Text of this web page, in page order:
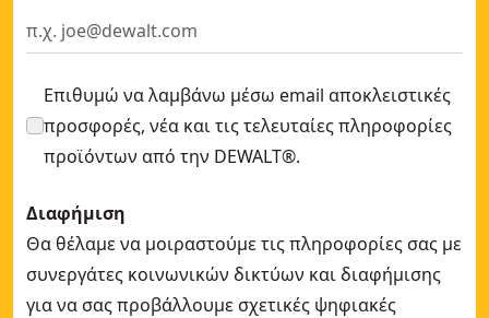
Κυκλική λεπίδα πριονιού Extreme Runtime 210mm X
Επιθυμώ να λαμβάνω μέσω email αποκλειστικές
προσφορές, νέα και τις τελευταίες πληροφορίες
προϊόντων από την DEWALT®.
Διαφήμιση
Θα θέλαμε να μοιραστούμε τις πληροφορίες σας με
συνεργάτες κοινωνικών δικτύων και διαφήμισης
για να σας προβάλλουμε σχετικές ψηφιακές